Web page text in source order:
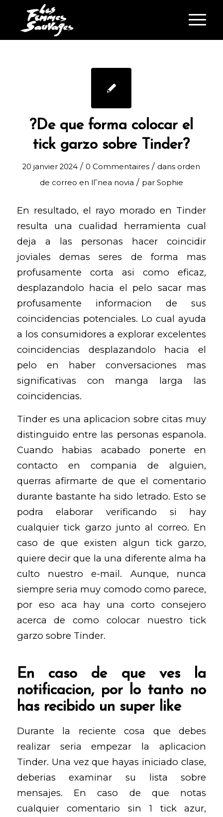
?De que forma colocar el
tick garzo sobre Tinder?
20 janvier 2024 / 0 Commentaires / dans orden
de correo en lГ­nea novia / par Sophie
En resultado, el rayo morado en Tinder
resulta una cualidad herramienta cual
deja a las personas hacer coincidir
joviales demas seres de forma mas
profusamente corta asi­ como eficaz,
desplazandolo hacia el pelo sacar mas
profusamente informacion de sus
coincidencias potenciales. Lo cual ayuda
a los consumidores a explorar excelentes
coincidencias desplazandolo hacia el
pelo en haber conversaciones mas
significativas con manga larga las
coincidencias.
Tinder es una aplicacion sobre citas muy
distinguido entre las personas espanola.
Cuando habias acabado ponerte en
contacto en compania de alguien,
querras afirmarte de que el comentario
durante bastante ha sido letrado. Esto se
podra elaborar verificando si hay
cualquier tick garzo junto al correo. En
caso de que existen algun tick garzo,
quiere decir que la una diferente alma ha
culto nuestro e-mail. Aunque, nunca
siempre seri­a muy comodo como parece,
por eso aca hay una corto consejero
acerca de como colocar nuestro tick
garzo sobre Tinder.
En caso de que ves la
notificacion, por lo tanto no
has recibido un super like
Durante la reciente cosa que debes
realizar seri­a empezar la aplicacion
Tinder. Una vez que hayas iniciado clase,
deberias examinar su lista sobre
mensajes. En caso de que notas
cualquier comentario sin 1 tick azur,